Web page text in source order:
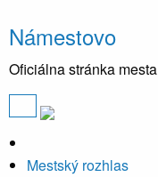
Námestovo
Oficiálna stránka mesta
Mestský rozhlas